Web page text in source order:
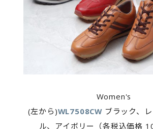
Women's
(左から)WL7508CW ブラック、
ル、アイボリー（各税込価格